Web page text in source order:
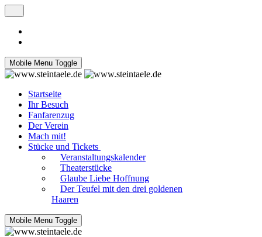
Mobile Menu Toggle
Startseite
Ihr Besuch
Fanfarenzug
Der Verein
Mach mit!
Stücke und Tickets
Veranstaltungskalender
Theaterstücke
Glaube Liebe Hoffnung
Der Teufel mit den drei goldenen
Haaren
Mobile Menu Toggle